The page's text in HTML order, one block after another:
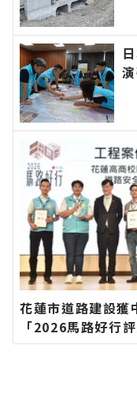
花蓮市道路建設獲
「2026馬路好行
雙獎∣花蓮新聞網
聞－最快速的今日